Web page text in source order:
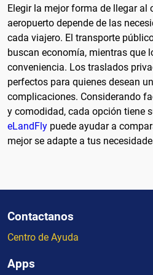
Elegir la mejor forma de llegar al
aeropuerto depende de las
cada viajero. El transporte
buscan economía, mientras que
conveniencia. Los traslados
perfectos para quienes desean
complicaciones. Considerando
y comodidad, cada opción tiene
eLandFly puede ayudar a
mejor se adapte a tus
Contactanos
Centro de Ayuda
Apps